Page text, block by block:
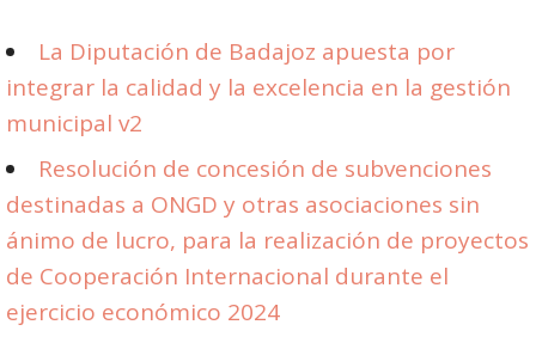
La Diputación de Badajoz apuesta por
integrar la calidad y la excelencia en la gestión
municipal v2
Resolución de concesión de subvenciones
destinadas a ONGD y otras asociaciones sin
ánimo de lucro, para la realización de proyectos
de Cooperación Internacional durante el
ejercicio económico 2024